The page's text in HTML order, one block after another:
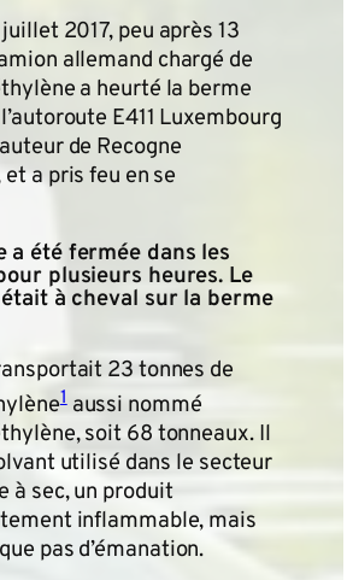
2017, peu après 13
allemand chargé de
a heurté la berme
E411 Luxembourg
de Recogne
a pris feu en se
a été fermée dans les
plusieurs heures. Le
à cheval sur la berme
23 tonnes de
1aussi nommé
, soit 68 tonneaux. Il
utilisé dans le secteur
à sec, un produit
inflammable, mais
pas d’émanation.